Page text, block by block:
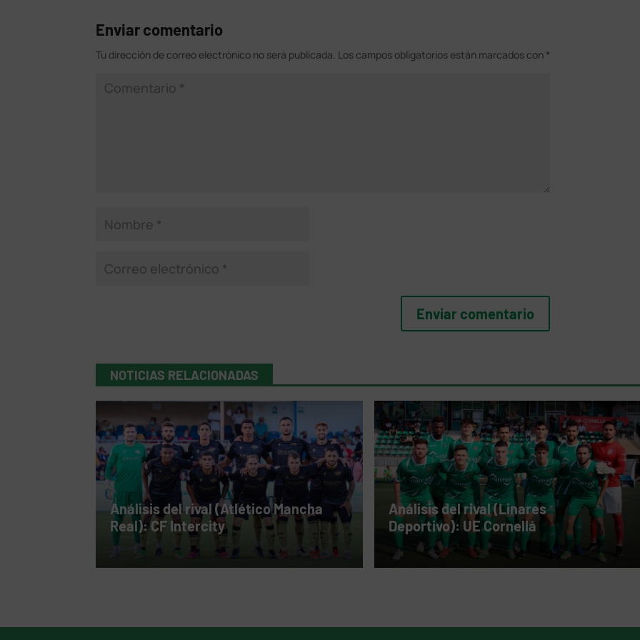
Enviar comentario
Tu dirección de correo electrónico no será publicada. Los campos obligatorios están marcados con *
NOTICIAS RELACIONADAS
Análisis del rival (Atlético Mancha
Real): CF Intercity
Análisis del rival (Linares
Deportivo): UE Cornellá